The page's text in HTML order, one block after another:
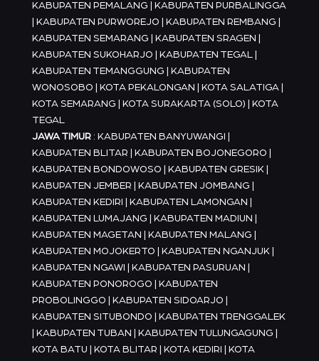
KABUPATEN PEMALANG | KABUPATEN PURBALINGGA
| KABUPATEN PURWOREJO | KABUPATEN REMBANG |
KABUPATEN SEMARANG | KABUPATEN SRAGEN |
KABUPATEN SUKOHARJO | KABUPATEN TEGAL |
KABUPATEN TEMANGGUNG | KABUPATEN
WONOSOBO | KOTA PEKALONGAN | KOTA SALATIGA |
KOTA SEMARANG | KOTA SURAKARTA (SOLO) | KOTA
TEGAL
JAWA TIMUR: KABUPATEN BANYUWANGI |
KABUPATEN BLITAR | KABUPATEN BOJONEGORO |
KABUPATEN BONDOWOSO | KABUPATEN GRESIK |
KABUPATEN JEMBER | KABUPATEN JOMBANG |
KABUPATEN KEDIRI | KABUPATEN LAMONGAN |
KABUPATEN LUMAJANG | KABUPATEN MADIUN |
KABUPATEN MAGETAN | KABUPATEN MALANG |
KABUPATEN MOJOKERTO | KABUPATEN NGANJUK |
KABUPATEN NGAWI | KABUPATEN PASURUAN |
KABUPATEN PONOROGO | KABUPATEN
PROBOLINGGO | KABUPATEN SIDOARJO |
KABUPATEN SITUBONDO | KABUPATEN TRENGGALEK
| KABUPATEN TUBAN | KABUPATEN TULUNGAGUNG |
KOTA BATU | KOTA BLITAR | KOTA KEDIRI | KOTA